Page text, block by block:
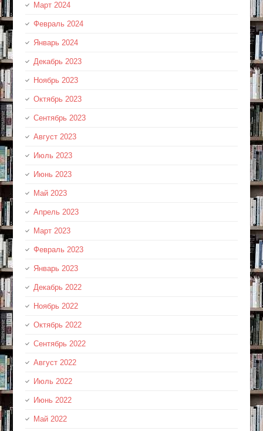
Март 2024
Февраль 2024
Январь 2024
Декабрь 2023
Ноябрь 2023
Октябрь 2023
Сентябрь 2023
Август 2023
Июль 2023
Июнь 2023
Май 2023
Апрель 2023
Март 2023
Февраль 2023
Январь 2023
Декабрь 2022
Ноябрь 2022
Октябрь 2022
Сентябрь 2022
Август 2022
Июль 2022
Июнь 2022
Май 2022